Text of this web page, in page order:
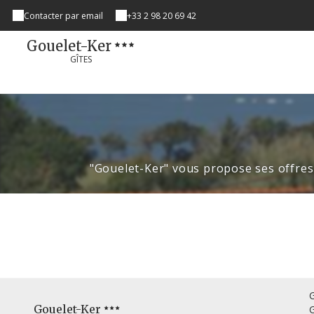
Contacter par email +33 2 98 20 69 42
Gouelet-Ker
GÎTES
"Gouelet-Ker" vous propose ses
Gouelet-Ker